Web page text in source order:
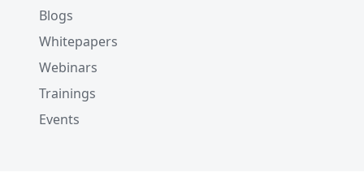
Blogs
Whitepapers
Webinars
Trainings
Events